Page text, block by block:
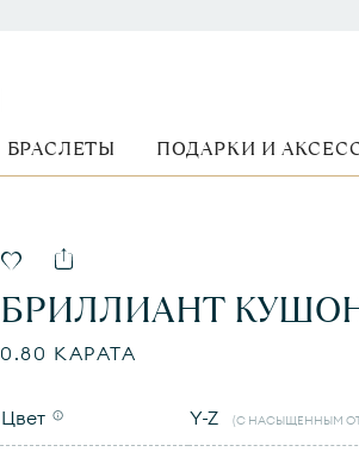
БРАСЛЕТЫ ПОДАРКИ И
БРИЛЛИАНТ
0.80 КАРАТА
Цвет Y-Z (С НАСЫЩЕННЫМ